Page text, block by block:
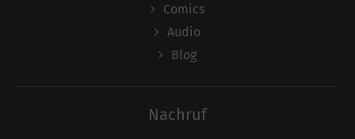
Comics
Audio
Blog
Nachruf